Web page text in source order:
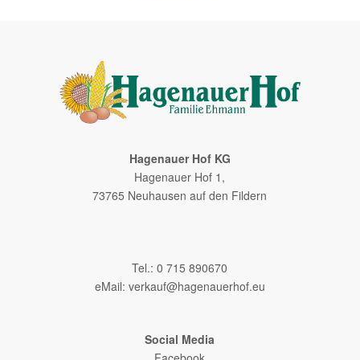
Hagenauer Hof KG
Hagenauer Hof 1,
73765 Neuhausen auf den Fildern
Tel.: 0 715 890670
eMail: verkauf@hagenauerhof.eu
Social Media